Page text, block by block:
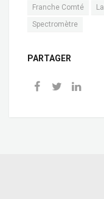
Franche Comté
Spectromètre
PARTAGER